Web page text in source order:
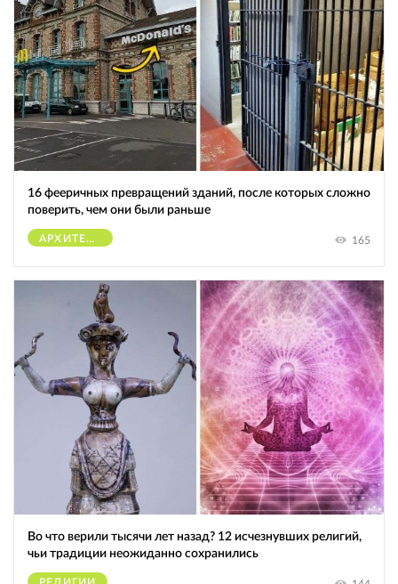
16 фееричных превращений зданий, после которых сложно
поверить, чем они были раньше
АРХИТЕКТУРА 165
Во что верили тысячи лет назад? 12 исчезнувших религий,
чьи традиции неожиданно сохранились